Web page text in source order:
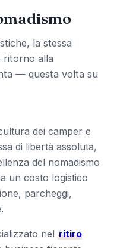
la stessa
ritorno alla
— questa volta su
dei camper e
di libertà assoluta,
del nomadismo
un costo logistico
parcheggi,
nel ritiro